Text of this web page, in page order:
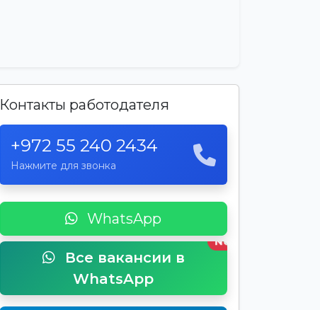
Контакты работодателя
+972 55 240 2434
Нажмите для звонка
WhatsApp
Все вакансии в
WhatsApp
New